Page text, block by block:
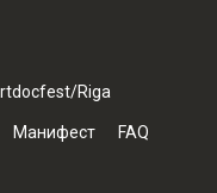
Riga
Манифест FAQ